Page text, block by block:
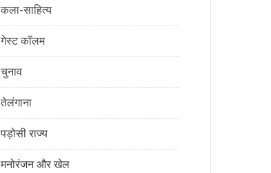
कला-साहित्य
गेस्ट कॉलम
चुनाव
तेलंगाना
पड़ोसी राज्य
मनोरंजन और खेल